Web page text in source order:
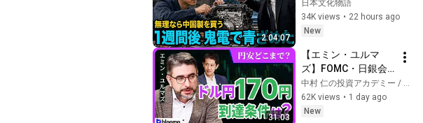
2:04:07
引先の倒産危機を救
った俺に取引先の新
部長「半額にしろ！
う」1週間後、部長か
ら鬼電→俺「お宅の
競合と5倍で独占契約
済みです」
日本文化物語
34K views • 22 hours ago
New
31:03
【エミン・ユルマ
ズ】FOMC・日銀会
合、日米金融政策の
行方は?ドル円170円
の条件と金利上昇局
62K views • 1 day ago
New